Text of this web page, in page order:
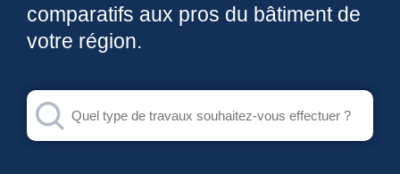
comparatifs aux pros du bâtiment de
votre région.